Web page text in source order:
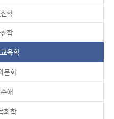
학
학
육학
문화
해
회학